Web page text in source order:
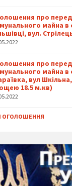
про
майна в
вул.
про
майна в
вул
18.5 м.кв)
ОГОЛОШЕННЯ